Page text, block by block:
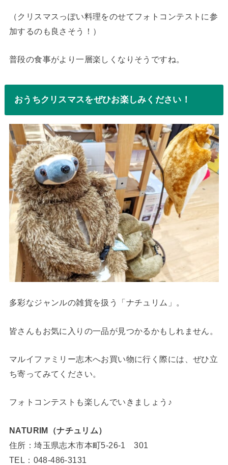
（クリスマスっぽい料理をのせてフォトコンテストに参
加するのも良さそう！）
普段の食事がより一層楽しくなりそうですね。
おうちクリスマスをぜひお楽しみください！
多彩なジャンルの雑貨を扱う「ナチュリム」。
皆さんもお気に入りの一品が見つかるかもしれません。
マルイファミリー志木へお買い物に行く際には、ぜひ立
ち寄ってみてください。
フォトコンテストも楽しんでいきましょう♪
NATURIM（ナチュリム）
住所：埼玉県志木市本町5-26-1 301
TEL：048-486-3131